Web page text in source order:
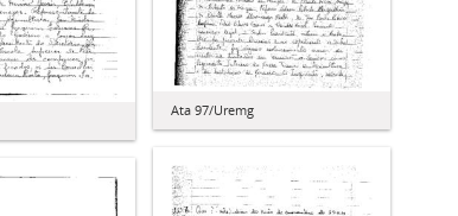
Ata 97/Uremg